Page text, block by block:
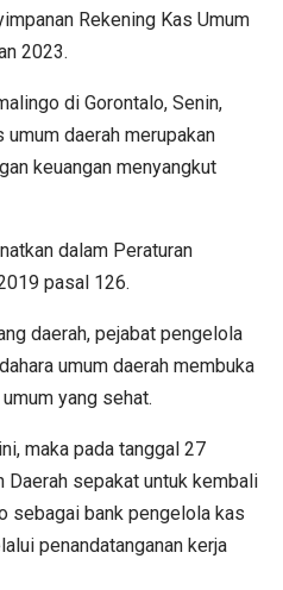
Rekening Kas Umum
2023.
di Gorontalo, Senin,
daerah merupakan
keuangan menyangkut
dalam Peraturan
pasal 126.
daerah, pejabat pengelola
umum daerah membuka
yang sehat.
maka pada tanggal 27
Daerah sepakat untuk kembali
sebagai bank pengelola kas
penandatanganan kerja